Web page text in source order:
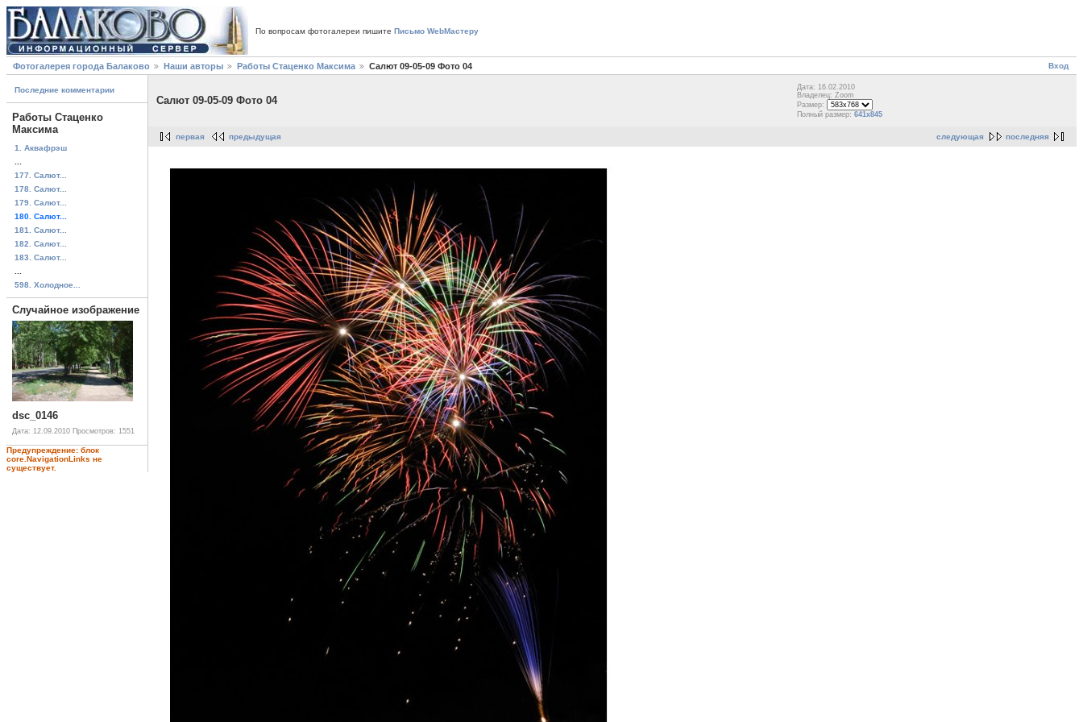
По вопросам фотогалереи пишите Письмо WebМастеру
Вход
Фотогалерея города Балаково Наши авторы Работы Стаценко Максима Салют 09-05-09 Фото 04
Последние комментарии
Работы Стаценко
Максима
1. Аквафрэш
177. Салют...
178. Салют...
179. Салют...
180. Салют...
181. Салют...
182. Салют...
183. Салют...
598. Холодное...
Случайное изображение
dsc_0146
Дата: 12.09.2010 Просмотров: 1551
Предупреждение: блок
core.NavigationLinks не
существует.
Салют 09-05-09 Фото 04
Дата: 16.02.2010
Владелец: Zoom
Размер:
Полный размер: 641x845
следующая последняя
первая предыдущая